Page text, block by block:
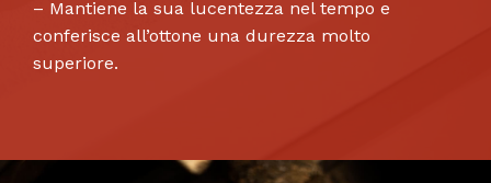
– Mantiene la sua lucentezza nel tempo e
conferisce all’ottone una durezza molto
superiore.